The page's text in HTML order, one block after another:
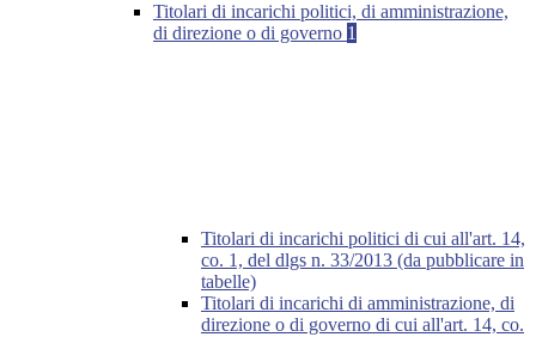
Titolari di incarichi politici, di amministrazione,
di direzione o di governo 1
Titolari di incarichi politici di cui all'art. 14,
co. 1, del dlgs n. 33/2013 (da pubblicare in
tabelle)
Titolari di incarichi di amministrazione, di
direzione o di governo di cui all'art. 14, co.